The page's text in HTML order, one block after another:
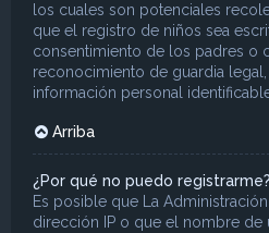
los cuales son potenciales
que el registro de niños sea
consentimiento de los padres o
reconocimiento de guardia
información personal
Arriba
¿Por qué no puedo registrarme?
Es posible que La
dirección IP o que el nombre de